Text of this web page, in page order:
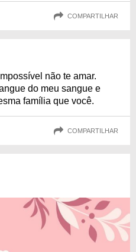
COMPARTILHAR
não te amar.
do meu sangue e
família que você.
COMPARTILHAR